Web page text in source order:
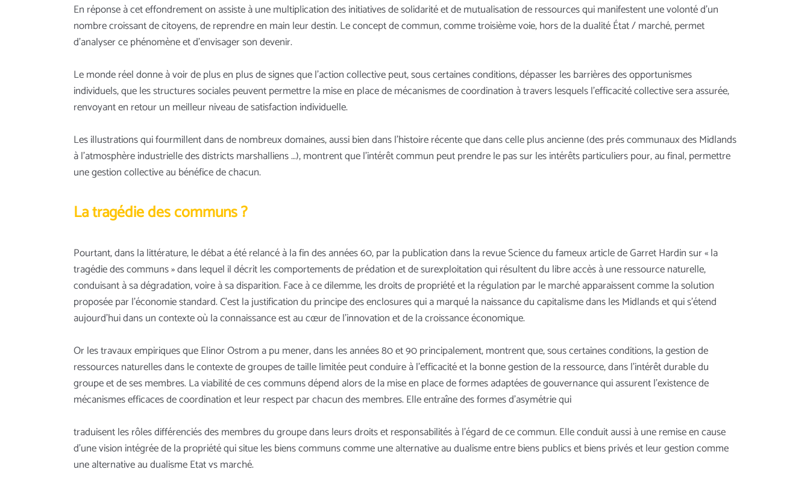
En réponse à cet effondrement on assiste à une multiplication des initiatives de solidarité et de mutualisation de ressources qui manifestent une volonté d’un
nombre croissant de citoyens, de reprendre en main leur destin. Le concept de commun, comme troisième voie, hors de la dualité État / marché, permet
d’analyser ce phénomène et d’envisager son devenir.
Le monde réel donne à voir de plus en plus de signes que l’action collective peut, sous certaines conditions, dépasser les barrières des opportunismes
individuels, que les structures sociales peuvent permettre la mise en place de mécanismes de coordination à travers lesquels l’efficacité collective sera assurée,
renvoyant en retour un meilleur niveau de satisfaction individuelle.
Les illustrations qui fourmillent dans de nombreux domaines, aussi bien dans l’histoire récente que dans celle plus ancienne (des prés communaux des Midlands
à l’atmosphère industrielle des districts marshalliens …), montrent que l’intérêt commun peut prendre le pas sur les intérêts particuliers pour, au final, permettre
une gestion collective au bénéfice de chacun.
La tragédie des communs ?
Pourtant, dans la littérature, le débat a été relancé à la fin des années 60, par la publication dans la revue Science du fameux article de Garret Hardin sur « la
tragédie des communs » dans lequel il décrit les comportements de prédation et de surexploitation qui résultent du libre accès à une ressource naturelle,
conduisant à sa dégradation, voire à sa disparition. Face à ce dilemme, les droits de propriété et la régulation par le marché apparaissent comme la solution
proposée par l’économie standard. C’est la justification du principe des enclosures qui a marqué la naissance du capitalisme dans les Midlands et qui s’étend
aujourd’hui dans un contexte où la connaissance est au cœur de l’innovation et de la croissance économique.
Or les travaux empiriques que Elinor Ostrom a pu mener, dans les années 80 et 90 principalement, montrent que, sous certaines conditions, la gestion de
ressources naturelles dans le contexte de groupes de taille limitée peut conduire à l’efficacité et la bonne gestion de la ressource, dans l’intérêt durable du
groupe et de ses membres. La viabilité de ces communs dépend alors de la mise en place de formes adaptées de gouvernance qui assurent l’existence de
mécanismes efficaces de coordination et leur respect par chacun des membres. Elle entraîne des formes d’asymétrie qui
traduisent les rôles différenciés des membres du groupe dans leurs droits et responsabilités à l’égard de ce commun. Elle conduit aussi à une remise en cause
d’une vision intégrée de la propriété qui situe les biens communs comme une alternative au dualisme entre biens publics et biens privés et leur gestion comme
une alternative au dualisme Etat vs marché.